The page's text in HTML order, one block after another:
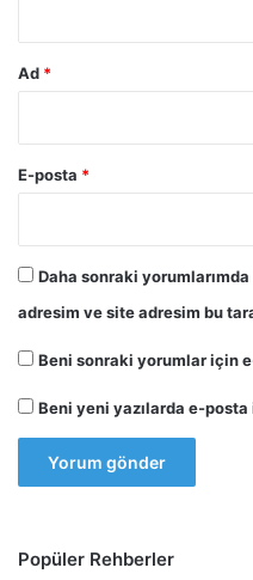
Ad *
E-posta *
Daha sonraki
adresim ve site adresim bu
Beni sonraki yorumlar için
Beni yeni yazılarda e-
Popüler Rehberler